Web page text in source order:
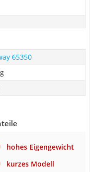
65350
hohes Eigengewicht
kurzes Modell